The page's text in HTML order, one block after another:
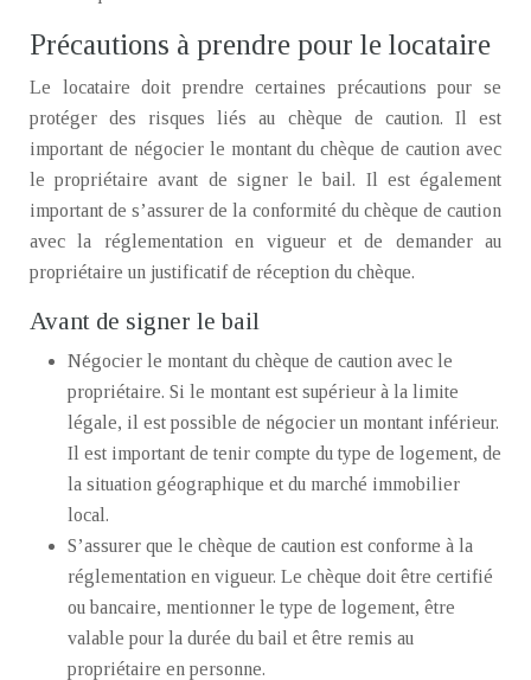
Précautions à prendre pour le locataire
Le locataire doit prendre certaines précautions pour se
protéger des risques liés au chèque de caution. Il est
important de négocier le montant du chèque de caution avec
le propriétaire avant de signer le bail. Il est également
important de s’assurer de la conformité du chèque de caution
avec la réglementation en vigueur et de demander au
propriétaire un justificatif de réception du chèque.
Avant de signer le bail
Négocier le montant du chèque de caution avec le
propriétaire. Si le montant est supérieur à la limite
légale, il est possible de négocier un montant inférieur.
Il est important de tenir compte du type de logement, de
la situation géographique et du marché immobilier
local.
S’assurer que le chèque de caution est conforme à la
réglementation en vigueur. Le chèque doit être certifié
ou bancaire, mentionner le type de logement, être
valable pour la durée du bail et être remis au
propriétaire en personne.